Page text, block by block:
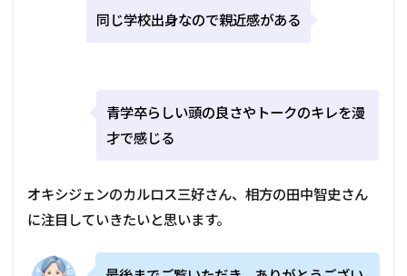
同じ学校出身なので親近感がある
青学卒らしい頭の良さやトークのキレを漫
才で感じる
オキシジェンのカルロス三好さん、相方の田中智史さん
に注目していきたいと思います。